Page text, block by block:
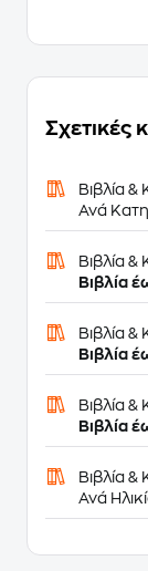
Σχετικές
Βιβλία &
Ανά
Βιβλία &
Βιβλία
Βιβλία &
Βιβλία
Βιβλία &
Βιβλία
Βιβλία &
Ανά